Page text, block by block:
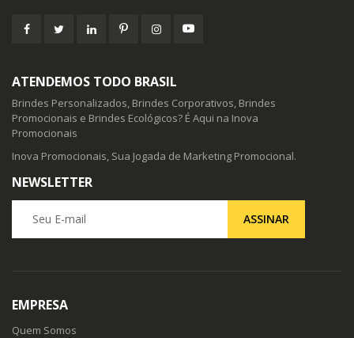
ATENDEMOS TODO BRASIL
Brindes Personalizados, Brindes Corporativos, Brindes
Promocionais e Brindes Ecológicos? É Aqui na Inova
Promocionais
Inova Promocionais, Sua Jogada de Marketing Promocional.
NEWSLETTER
ASSINAR
EMPRESA
Quem Somos